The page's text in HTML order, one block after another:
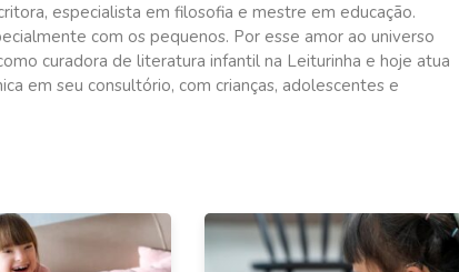
especialista em filosofia e mestre em educação.
com os pequenos. Por esse amor ao universo
curadora de literatura infantil na Leiturinha e hoje atua
em seu consultório, com crianças, adolescentes e